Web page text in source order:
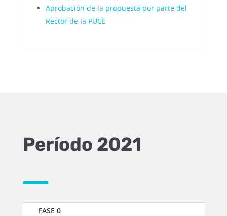
Aprobación de la propuesta por parte del
Rector de la PUCE
Período 2021
FASE 0